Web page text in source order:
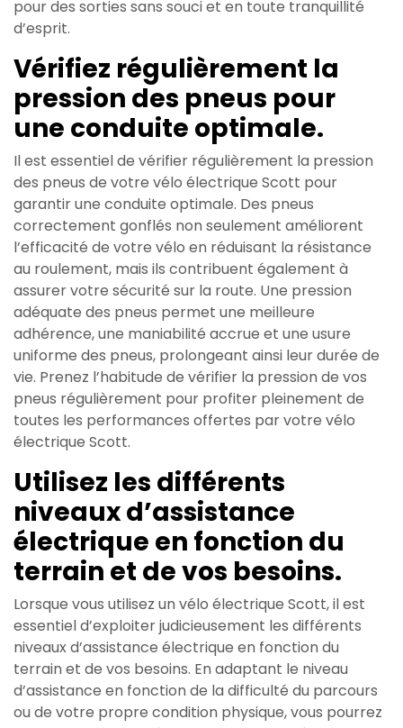
pour des sorties sans souci et en toute tranquillité
d’esprit.
Vérifiez régulièrement la
pression des pneus pour
une conduite optimale.
Il est essentiel de vérifier régulièrement la pression
des pneus de votre vélo électrique Scott pour
garantir une conduite optimale. Des pneus
correctement gonflés non seulement améliorent
l’efficacité de votre vélo en réduisant la résistance
au roulement, mais ils contribuent également à
assurer votre sécurité sur la route. Une pression
adéquate des pneus permet une meilleure
adhérence, une maniabilité accrue et une usure
uniforme des pneus, prolongeant ainsi leur durée de
vie. Prenez l’habitude de vérifier la pression de vos
pneus régulièrement pour profiter pleinement de
toutes les performances offertes par votre vélo
électrique Scott.
Utilisez les différents
niveaux d’assistance
électrique en fonction du
terrain et de vos besoins.
Lorsque vous utilisez un vélo électrique Scott, il est
essentiel d’exploiter judicieusement les différents
niveaux d’assistance électrique en fonction du
terrain et de vos besoins. En adaptant le niveau
d’assistance en fonction de la difficulté du parcours
ou de votre propre condition physique, vous pourrez